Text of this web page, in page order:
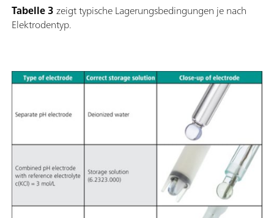
Tabelle 3zeigt typische Lagerungsbedingungen je nach
Elektrodentyp.